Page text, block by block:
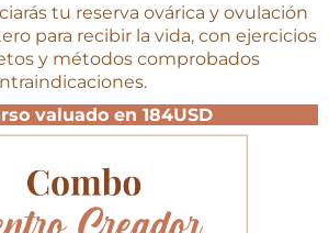
tu reserva ovárica y ovulación
para recibir la vida, con ejercicios
y métodos comprobados
valuado en 184USD